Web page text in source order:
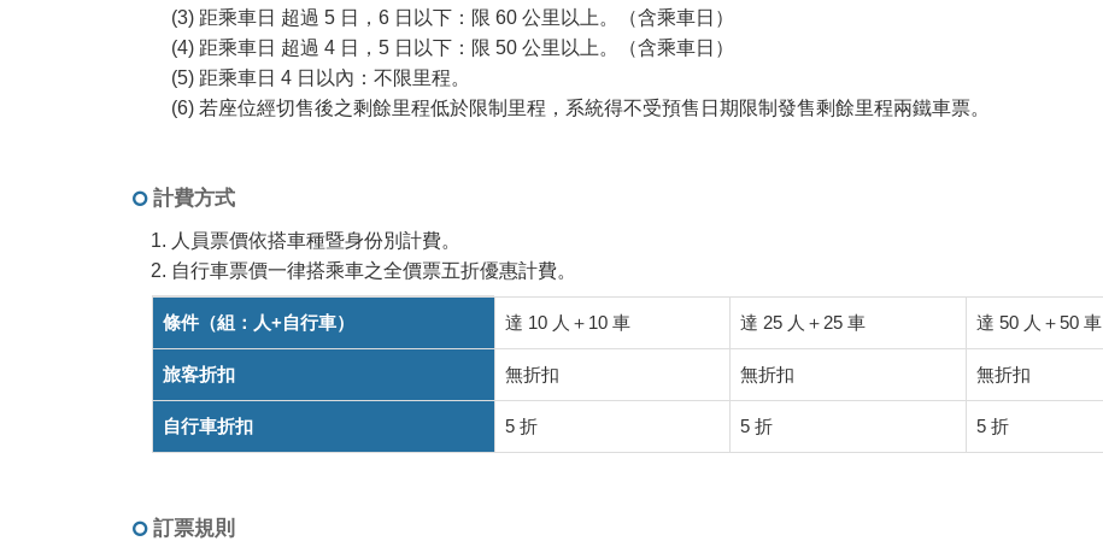
(3) 距乘車日 超過 5 日，6 日以下：限 60 公里以上。（含乘車日）
(4) 距乘車日 超過 4 日，5 日以下：限 50 公里以上。（含乘車日）
(5) 距乘車日 4 日以內：不限里程。
(6) 若座位經切售後之剩餘里程低於限制里程，系統得不受預售日期限制發售剩餘里程兩鐵車票。
計費方式
人員票價依搭車種暨身份別計費。
自行車票價一律搭乘車之全價票五折優惠計費。
兩
鐵
列
車
計
費
條件（組：人+自行車） 達 10 人＋10 車 達 25 人＋25 車 達 50 人＋50 車
旅客折扣 無折扣 無折扣 無折扣
自行車折扣 5 折 5 折 5 折
訂票規則